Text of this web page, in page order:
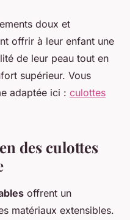
doux et
offrir à leur enfant une
de leur peau tout en
supérieur. Vous
adaptée ici : culottes
des culottes
offrent un
matériaux extensibles.